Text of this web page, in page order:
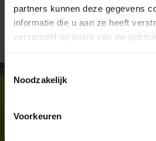
partners kunnen deze gegevens
informatie die u aan ze heeft
verzameld op basis van uw
Noodzakelijk
Voorkeuren